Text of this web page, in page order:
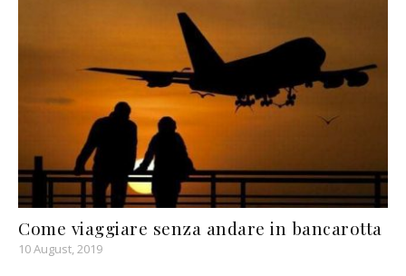
Come viaggiare senza andare in bancarotta
10 August, 2019